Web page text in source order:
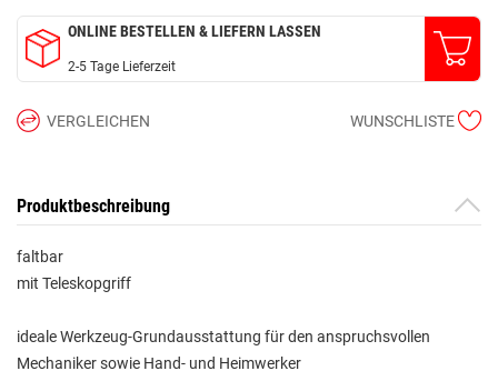
ONLINE BESTELLEN & LIEFERN LASSEN
2-5 Tage Lieferzeit
VERGLEICHEN WUNSCHLISTE
Produktbeschreibung
faltbar
mit Teleskopgriff
ideale Werkzeug-Grundausstattung für den anspruchsvollen
Mechaniker sowie Hand- und Heimwerker